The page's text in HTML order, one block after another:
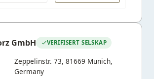
GmbH VERIFISERT SELSKAP
Zeppelinstr. 73, 81669 Munich,
Germany